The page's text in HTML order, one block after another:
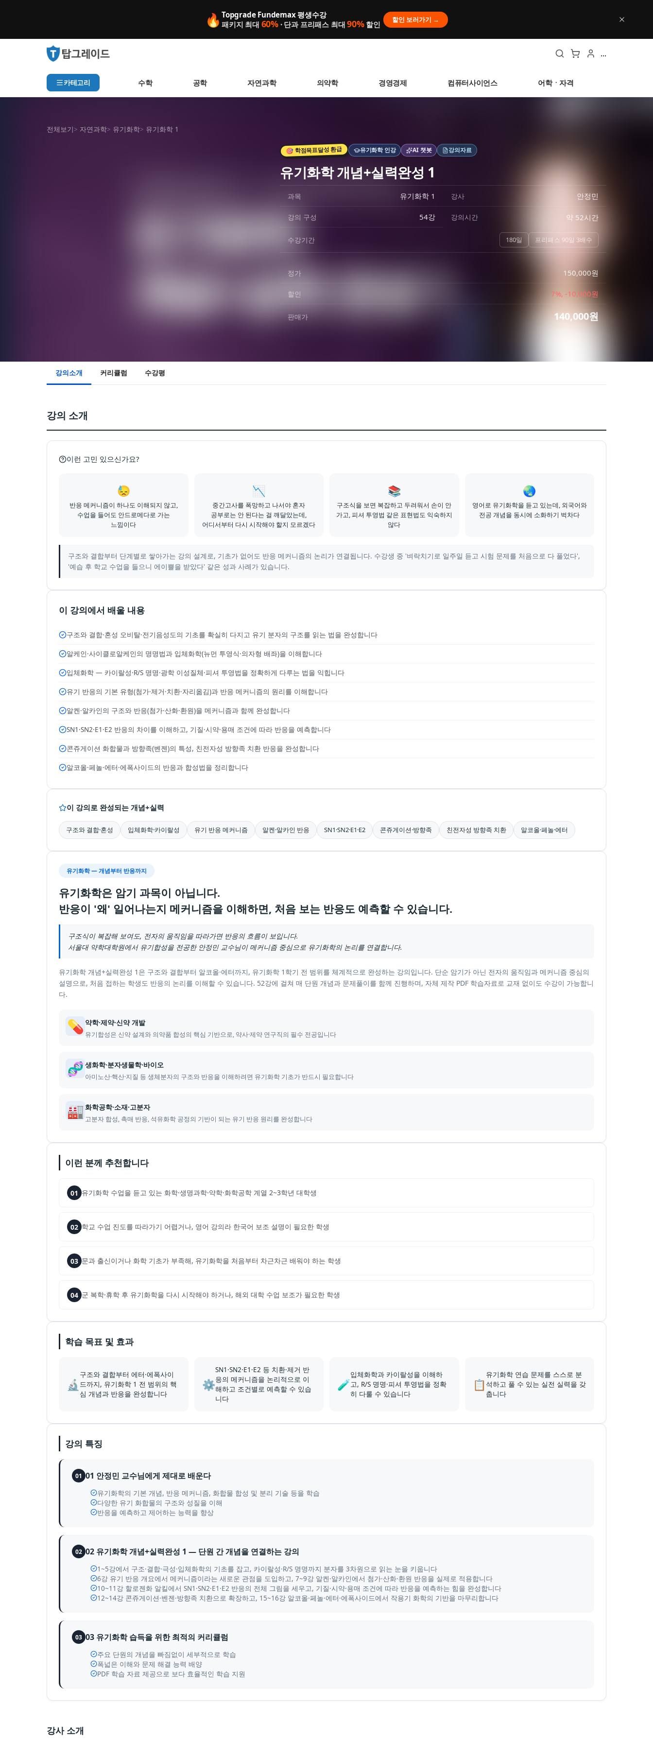
🔥 Topgrade Fundemax 평생수강
패키지 최대 60% · 단과 프리패스 최대90%할인 할인 보러가기 →
...
카테고리 수학 공학 자연과학 의약학 경영경제 컴퓨터사이언스 어학ㆍ자격
전체보기> 자연과학> 유기화학> 유기화학 1
🎯 학점목표달성 환급 유기화학인강 AI 챗봇 강의자료
유기화학 개념+실력완성 1
과목 유기화학 1 강사 안정민
강의 구성 54강 강의시간 약 52시간
수강기간 180일 프리패스 90일 3배수
정가 150,000원
할인 7%, -10,000원
판매가 140,000원
강의소개 커리큘럼 수강평
강의 소개
이런 고민 있으신가요?
😓
반응 메커니즘이 하나도 이해되지 않고,
수업을 들어도 안드로메다로 가는
느낌이다
📉
중간고사를 폭망하고 나서야 혼자
공부로는 안 된다는 걸 깨달았는데,
어디서부터 다시 시작해야 할지 모르겠다
📚
구조식을 보면 복잡하고 두려워서 손이 안
가고, 피셔 투영법 같은 표현법도 익숙하지
않다
🌏
영어로 유기화학을 듣고 있는데, 외국어와
전공 개념을 동시에 소화하기 벅차다
구조와 결합부터 단계별로 쌓아가는 강의 설계로, 기초가 없어도 반응 메커니즘의 논리가 연결됩니다. 수강생 중 '벼락치기로 일주일 듣고 시험 문제를 처음으로 다 풀었다',
'예습 후 학교 수업을 들으니 에이쁠을 받았다' 같은 성과 사례가 있습니다.
이 강의에서 배울 내용
구조와 결합·혼성 오비탈·전기음성도의 기초를 확실히 다지고 유기 분자의 구조를 읽는 법을 완성합니다
알케인·사이클로알케인의 명명법과 입체화학(뉴먼 투영식·의자형 배좌)을 이해합니다
입체화학 — 카이랄성·R/S 명명·광학 이성질체·피셔 투영법을 정확하게 다루는 법을 익힙니다
유기 반응의 기본 유형(첨가·제거·치환·자리옮김)과 반응 메커니즘의 원리를 이해합니다
알켄·알카인의 구조와 반응(첨가·산화·환원)을 메커니즘과 함께 완성합니다
SN1·SN2·E1·E2 반응의 차이를 이해하고, 기질·시약·용매 조건에 따라 반응을 예측합니다
콘쥬게이션 화합물과 방향족(벤젠)의 특성, 친전자성 방향족 치환 반응을 완성합니다
알코올·페놀·에터·에폭사이드의 반응과 합성법을 정리합니다
이 강의로 완성되는 개념+실력
구조와 결합·혼성 입체화학·카이랄성 유기 반응 메커니즘 알켄·알카인 반응 SN1·SN2·E1·E2 콘쥬게이션·방향족 친전자성 방향족 치환 알코올·페놀·에터
유기화학 — 개념부터 반응까지
유기화학은 암기 과목이 아닙니다.
반응이 '왜' 일어나는지 메커니즘을 이해하면, 처음 보는 반응도 예측할 수 있습니다.
구조식이 복잡해 보여도, 전자의 움직임을 따라가면 반응의 흐름이 보입니다.
서울대 약학대학원에서 유기합성을 전공한 안정민 교수님이 메커니즘 중심으로 유기화학의 논리를 연결합니다.
유기화학 개념+실력완성 1은 구조와 결합부터 알코올·에터까지, 유기화학 1학기 전 범위를 체계적으로 완성하는 강의입니다. 단순 암기가 아닌 전자의 움직임과 메커니즘 중심의
설명으로, 처음 접하는 학생도 반응의 논리를 이해할 수 있습니다. 52강에 걸쳐 매 단원 개념과 문제풀이를 함께 진행하며, 자체 제작 PDF 학습자료로 교재 없이도 수강이 가능합니
다.
💊 약학·제약·신약 개발
유기합성은 신약 설계와 의약품 합성의 핵심 기반으로, 약사·제약 연구직의 필수 전공입니다
🧬 생화학·분자생물학·바이오
아미노산·핵산·지질 등 생체분자의 구조와 반응을 이해하려면 유기화학 기초가 반드시 필요합니다
🏭화학공학·소재·고분자
고분자 합성, 촉매 반응, 석유화학 공정의 기반이 되는 유기 반응 원리를 완성합니다
이런 분께 추천합니다
01 유기화학 수업을 듣고 있는 화학·생명과학·약학·화학공학 계열 2~3학년 대학생
02 학교 수업 진도를 따라가기 어렵거나, 영어 강의라 한국어 보조 설명이 필요한 학생
03 문과 출신이거나 화학 기초가 부족해, 유기화학을 처음부터 차근차근 배워야 하는 학생
04 군 복학·휴학 후 유기화학을 다시 시작해야 하거나, 해외 대학 수업 보조가 필요한 학생
학습 목표 및 효과
🔬
구조와 결합부터 에터·에폭사이
드까지, 유기화학 1 전 범위의 핵
심 개념과 반응을 완성합니다
⚙️
SN1·SN2·E1·E2 등 치환·제거 반
응의 메커니즘을 논리적으로 이
해하고 조건별로 예측할 수 있습
니다
🧪
입체화학과 카이랄성을 이해하
고, R/S 명명·피셔 투영법을 정확
히 다룰 수 있습니다
📋
유기화학 연습 문제를 스스로 분
석하고 풀 수 있는 실전 실력을 갖
춥니다
강의 특징
01 01 안정민 교수님에게 제대로 배운다
유기화학의 기본 개념, 반응 메커니즘, 화합물 합성 및 분리 기술 등을 학습
다양한 유기 화합물의 구조와 성질을 이해
반응을 예측하고 제어하는 능력을 향상
02 02 유기화학 개념+실력완성 1 — 단원 간 개념을 연결하는 강의
1~5강에서 구조·결합·극성·입체화학의 기초를 잡고, 카이랄성·R/S 명명까지 분자를 3차원으로 읽는 눈을 키웁니다
6강 유기 반응 개요에서 메커니즘이라는 새로운 관점을 도입하고, 7~9강 알켄·알카인에서 첨가·산화·환원 반응을 실제로 적용합니다
10~11강 할로젠화 알킬에서 SN1·SN2·E1·E2 반응의 전체 그림을 세우고, 기질·시약·용매 조건에 따라 반응을 예측하는 힘을 완성합니다
12~14강 콘쥬게이션·벤젠·방향족 치환으로 확장하고, 15~16강 알코올·페놀·에터·에폭사이드에서 작용기 화학의 기반을 마무리합니다
03 03 유기화학 습득을 위한 최적의 커리큘럼
주요 단원의 개념을 빠짐없이 세부적으로 학습
폭넓은 이해와 문제 해결 능력 배양
PDF 학습 자료 제공으로 보다 효율적인 학습 지원
강사 소개